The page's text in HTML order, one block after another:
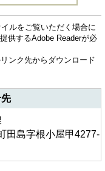
ルをご覧いただく場合に
供するAdobe Readerが必
ンク先からダウンロード
田島字根小屋甲4277-